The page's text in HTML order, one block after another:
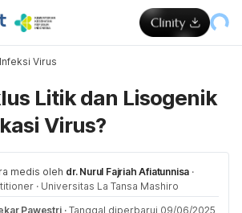
Infeksi Virus
Litik dan Lisogenik
Virus?
medis oleh dr. Nurul Fajriah Afiatunnisa ·
· Universitas La Tansa Mashiro
Pawestri · Tanggal diperbarui 09/06/2025